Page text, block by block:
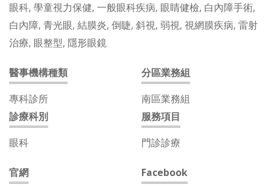
眼科, 學童視力保健, 一般眼科疾病, 眼睛健檢, 白內障手術,
白內障, 青光眼, 結膜炎, 倒睫, 斜視, 弱視, 視網膜疾病, 雷射
治療, 眼整型, 隱形眼鏡
醫事機構種類
專科診所
分區業務組
南區業務組
診療科別
眼科
服務項目
門診診療
官網
Facebook